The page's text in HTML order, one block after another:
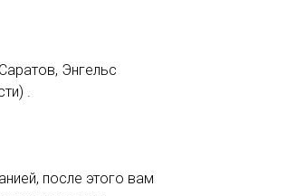
Энгельс
.
после этого вам